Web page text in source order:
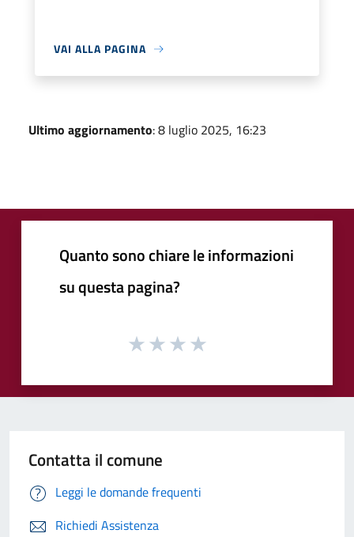
VAI ALLA PAGINA
Ultimo aggiornamento: 8 luglio 2025, 16:23
Quanto sono chiare le informazioni
su questa pagina?
Contatta il comune
Leggi le domande frequenti
Richiedi Assistenza